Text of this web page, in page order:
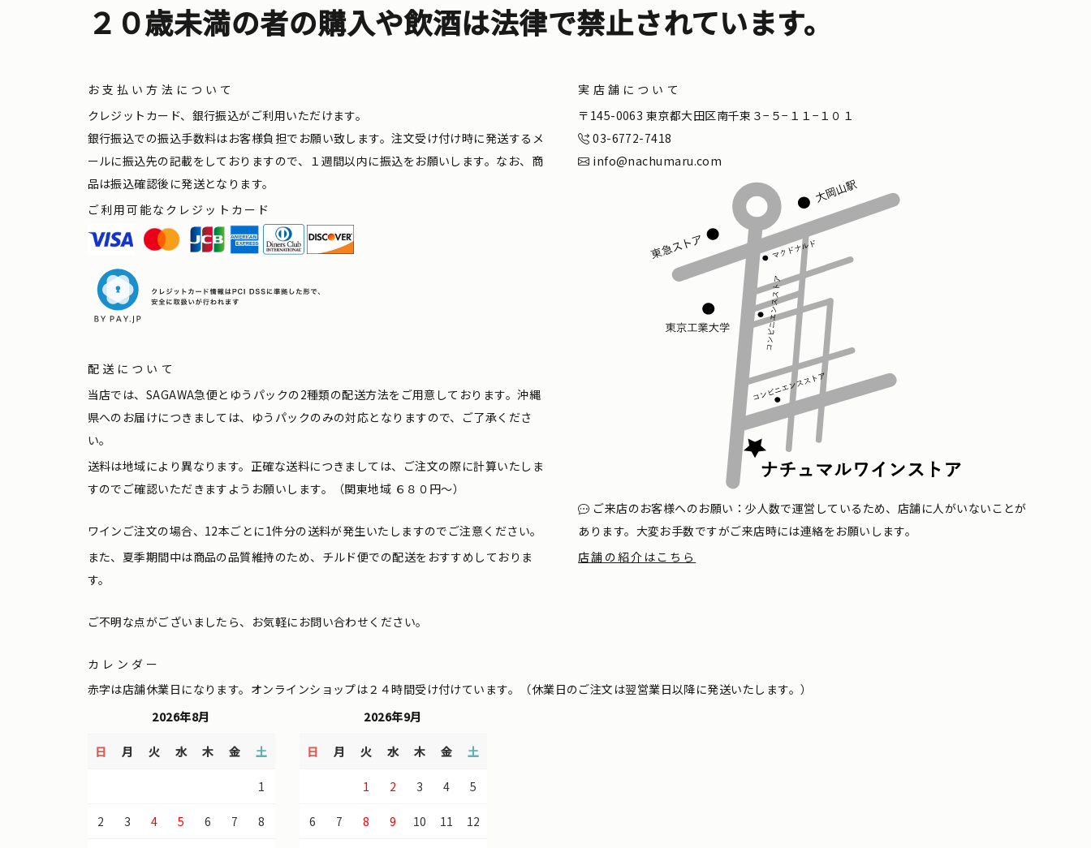
２０歳未満の者の購入や飲酒は法律で禁止されています。
お支払い方法について
クレジットカード、銀行振込がご利用いただけます。
銀行振込での振込手数料はお客様負担でお願い致します。注文受け付け時に発送するメ
ールに振込先の記載をしておりますので、１週間以内に振込をお願いします。なお、商
品は振込確認後に発送となります。
ご利用可能なクレジットカード
配送について
当店では、SAGAWA急便とゆうパックの2種類の配送方法をご用意しております。沖縄
県へのお届けにつきましては、ゆうパックのみの対応となりますので、ご了承くださ
い。
送料は地域により異なります。正確な送料につきましては、ご注文の際に計算いたしま
すのでご確認いただきますようお願いします。（関東地域 ６８０円〜）
ワインご注文の場合、12本ごとに1件分の送料が発生いたしますのでご注意ください。
また、夏季期間中は商品の品質維持のため、チルド便での配送をおすすめしておりま
す。
ご不明な点がございましたら、お気軽にお問い合わせください。
実店舗について
〒145-0063 東京都大田区南千束３−５−１１−１０１
03-6772-7418
info@nachumaru.com
ご来店のお客様へのお願い：少人数で運営しているため、店舗に人がいないことが
あります。大変お手数ですがご来店時には連絡をお願いします。
店舗の紹介はこちら
カレンダー
赤字は店舗休業日になります。オンラインショップは２４時間受け付けています。（休業日のご注文は翌営業日以降に発送いたします。）
2026年8月
日 月 火 水 木 金 土
1
2 3 4 5 6 7 8
2026年9月
日 月 火 水 木 金 土
1 2 3 4 5
6 7 8 9 10 11 12